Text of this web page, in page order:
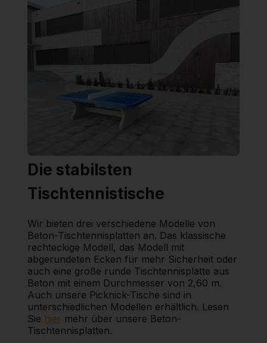
Die stabilsten
Tischtennistische
Wir bieten drei verschiedene Modelle von
Beton-Tischtennisplatten an. Das klassische
rechteckige Modell, das Modell mit
abgerundeten Ecken für mehr Sicherheit oder
auch eine große runde Tischtennisplatte aus
Beton mit einem Durchmesser von 2,60 m.
Auch unsere Picknick-Tische sind in
unterschiedlichen Modellen erhältlich. Lesen
Sie hier mehr über unsere Beton-
Tischtennisplatten.